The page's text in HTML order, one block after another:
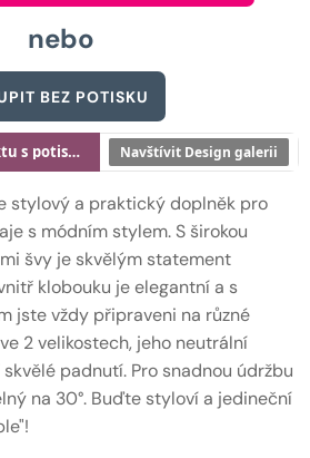
nebo
BEZ POTISKU
stylový a praktický doplněk pro
s módním stylem. S širokou
švy je skvělým statement
klobouku je elegantní a s
jste vždy připraveni na různé
2 velikostech, jeho neutrální
padnutí. Pro snadnou údržbu
na 30°. Buďte styloví a jedineční
Ukázka tohoto produktu s potiskem Navštívit Design galerii